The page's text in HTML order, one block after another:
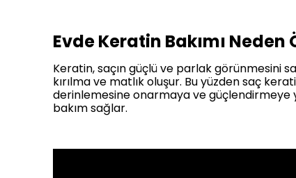
Evde Keratin Bakımı
Keratin, saçın güçlü ve parlak görünmesini
kırılma ve matlık oluşur. Bu yüzden saç
derinlemesine onarmaya ve güçlendirmeye
bakım sağlar.